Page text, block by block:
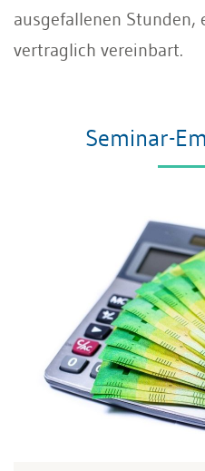
ausgefallenen Stunden,
vertraglich vereinbart.
Seminar-